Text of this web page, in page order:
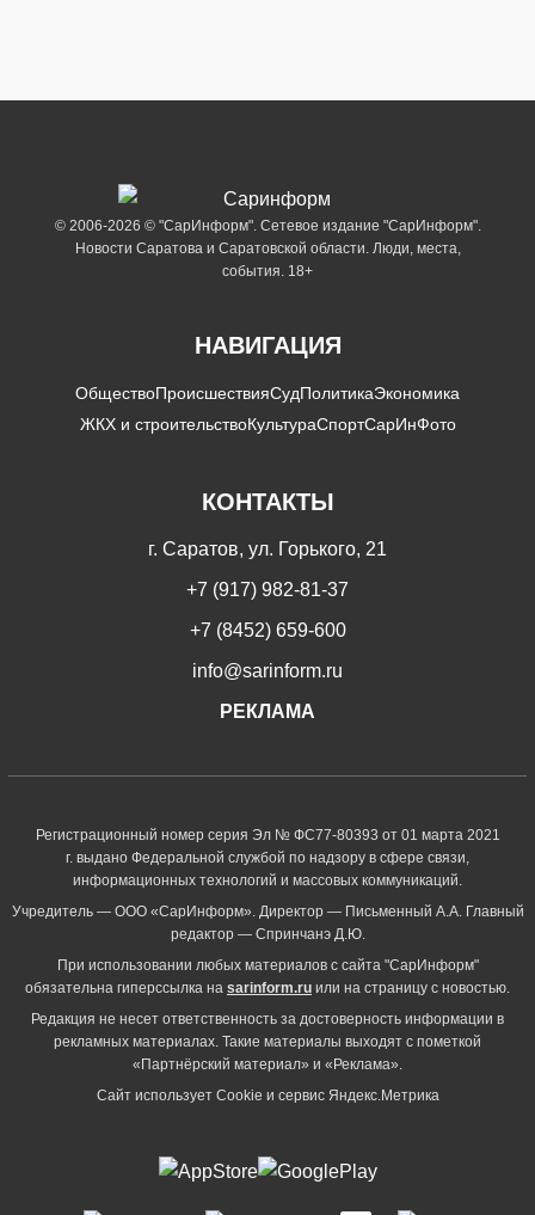
© 2006-2026 © "СарИнформ". Сетевое издание "СарИнформ".
Новости Саратова и Саратовской области. Люди, места,
события. 18+
НАВИГАЦИЯ
ОбществоПроисшествияСудПолитикаЭкономика
ЖКХ и строительствоКультураСпортСарИнФото
КОНТАКТЫ
г. Саратов, ул. Горького, 21
+7 (917) 982-81-37
+7 (8452) 659-600
info@sarinform.ru
РЕКЛАМА
Регистрационный номер серия Эл № ФС77-80393 от 01 марта 2021
г. выдано Федеральной службой по надзору в сфере связи,
информационных технологий и массовых коммуникаций.
Учредитель — ООО «СарИнформ». Директор — Письменный А.А. Главный
редактор — Спринчанэ Д.Ю.
При использовании любых материалов с сайта "СарИнформ"
обязательна гиперссылка на sarinform.ru или на страницу с новостью.
Редакция не несет ответственность за достоверность информации в
рекламных материалах. Такие материалы выходят с пометкой
«Партнёрский материал» и «Реклама».
Сайт использует Cookie и сервиc Яндекс.Метрика